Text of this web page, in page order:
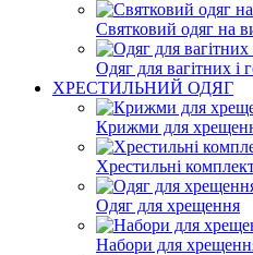
Святковий одяг на
Одяг для вагітних і
ХРЕСТИЛЬНИЙ ОДЯГ
Крижми для
Хрестильні
Одяг для хрещення
Набори для